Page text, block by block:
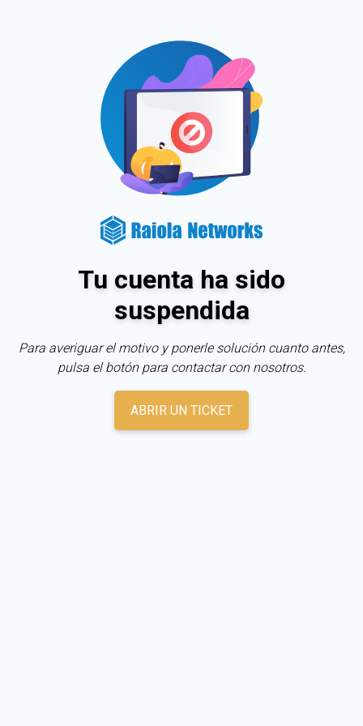
Tu cuenta ha sido
suspendida
Para averiguar el motivo y ponerle solución cuanto antes,
pulsa el botón para contactar con nosotros.
ABRIR UN TICKET